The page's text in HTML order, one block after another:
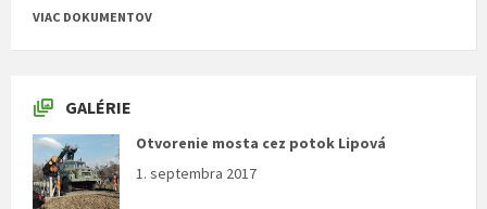
VIAC DOKUMENTOV
GALÉRIE
Otvorenie mosta cez potok Lipová
1. septembra 2017